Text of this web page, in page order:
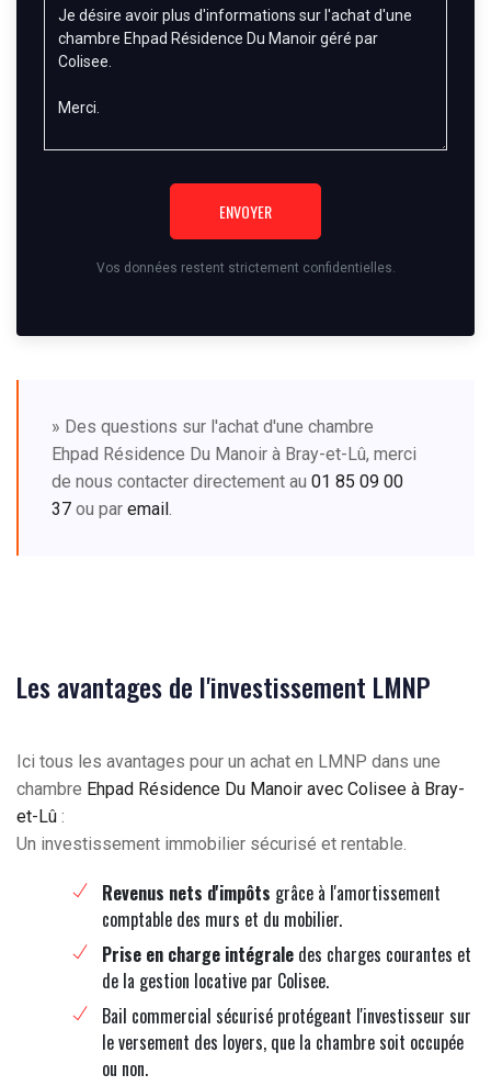
ENVOYER
Vos données restent strictement confidentielles.
» Des questions sur l'achat d'une chambre
Ehpad Résidence Du Manoir à Bray-et-Lû, merci
de nous contacter directement au 01 85 09 00
37 ou par email .
Les avantages de l'investissement LMNP
Ici tous les avantages pour un achat en LMNP dans une
chambre Ehpad Résidence Du Manoir avec Colisee à Bray-
et-Lû :
Un investissement immobilier sécurisé et rentable.
Revenus nets d'impôts grâce à l'amortissement
comptable des murs et du mobilier.
Prise en charge intégrale des charges courantes et
de la gestion locative par Colisee.
Bail commercial sécurisé protégeant l'investisseur sur
le versement des loyers, que la chambre soit occupée
ou non.